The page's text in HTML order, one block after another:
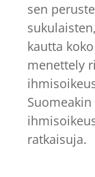
sen
kautta
menettely
ratkaisuja.